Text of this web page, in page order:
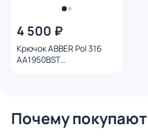
4 500 ₽
Крючок ABBER Pol 316
AA1950BST
Почему